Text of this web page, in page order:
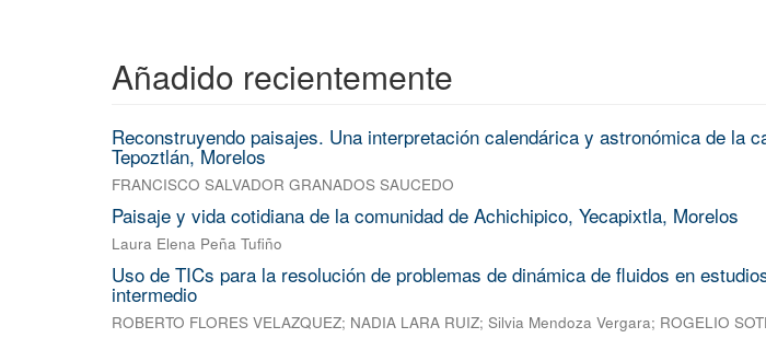
Añadido recientemente
Reconstruyendo paisajes. Una interpretación calendárica y astronómica de la
Tepoztlán, Morelos
FRANCISCO SALVADOR GRANADOS SAUCEDO
Paisaje y vida cotidiana de la comunidad de Achichipico, Yecapixtla, Morelos
Laura Elena Peña Tufiño
Uso de TICs para la resolución de problemas de dinámica de fluidos en
intermedio
ROBERTO FLORES VELAZQUEZ; NADIA LARA RUIZ; Silvia Mendoza Vergara; ROGELIO